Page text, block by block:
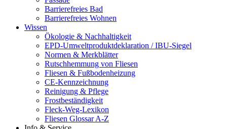
Barrierefreies Bad
Barrierefreies Wohnen
Wissen
Ökologie & Nachhaltigkeit
EPD-Umweltproduktdeklaration / IBU-Siegel
Normen & Merkblätter
Rutschhemmung von Fliesen
Fliesen & Fußbodenheizung
CE-Kennzeichnung
Reinigung & Pflege
Frostbeständigkeit
Fleck-Weg-Lexikon
Fliesen Glossar A-Z